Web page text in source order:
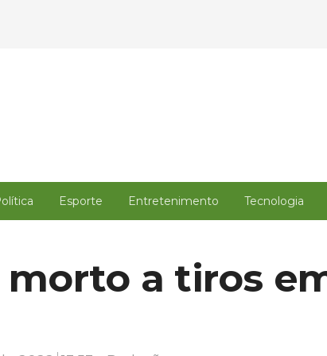
Esporte Entretenimento Tecnologia
morto a tiros